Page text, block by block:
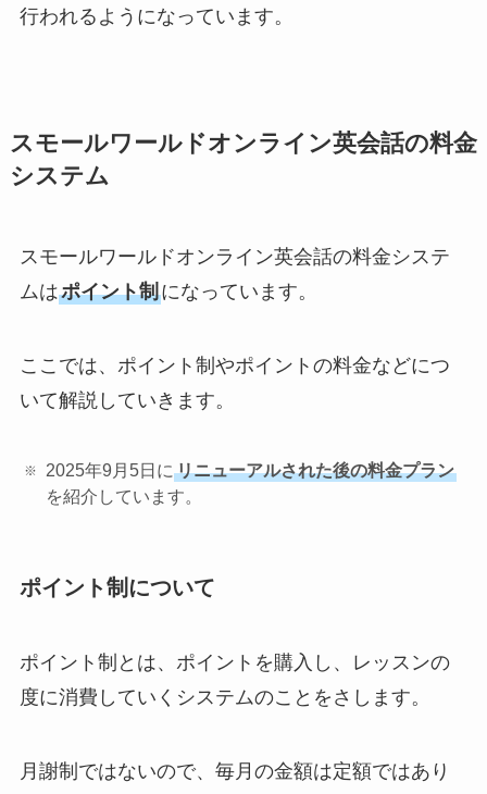
行われるようになっています。
スモールワールドオンライン英会話の料金
システム
スモールワールドオンライン英会話の料金システ
ムはポイント制になっています。
ここでは、ポイント制やポイントの料金などにつ
いて解説していきます。
2025年9月5日にリニューアルされた後の料金プラン
を紹介しています。
ポイント制について
ポイント制とは、ポイントを購入し、レッスンの
度に消費していくシステムのことをさします。
月謝制ではないので、毎月の金額は定額ではあり